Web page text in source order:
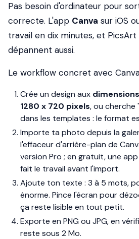
Pas besoin d'ordinateur pour
correcte. L'app Canva sur iOS
travail en dix minutes, et
dépannent aussi.
Le workflow concret avec
Crée un design aux
1280 x 720 pixels, ou cherche
dans les templates : le format
Importe ta photo depuis la
l'effaceur d'arrière-plan de
version Pro ; en gratuit, une
fait le travail avant l'import.
Ajoute ton texte : 3 à 5 mots,
énorme. Pince l'écran pour
ça reste lisible en tout petit.
Exporte en PNG ou JPG, en
reste sous 2 Mo.